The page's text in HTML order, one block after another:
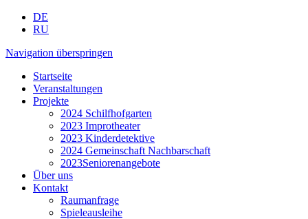
DE
RU
Navigation überspringen
Startseite
Veranstaltungen
Projekte
2024 Schilfhofgarten
2023 Improtheater
2023 Kinderdetektive
2024 Gemeinschaft Nachbarschaft
2023Seniorenangebote
Über uns
Kontakt
Raumanfrage
Spieleausleihe